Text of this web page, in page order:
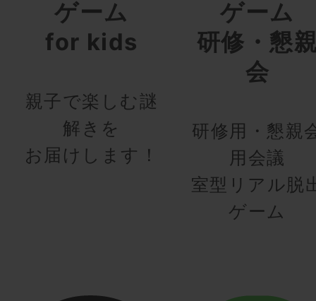
ゲーム
for kids
親子で楽しむ謎
解きを
お届けします！
ゲーム
研修・懇
会
研修用・懇親
用会議
室型リアル脱
ゲーム